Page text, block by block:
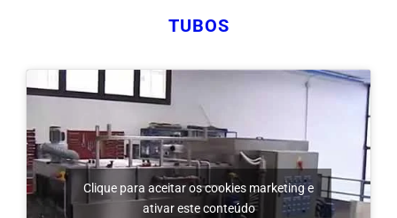
Clique para aceitar os cookies marketing e
ativar este conteúdo